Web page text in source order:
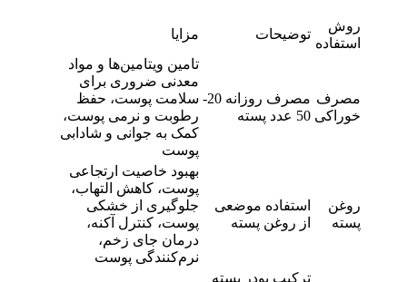
روش
استفاده
توضیحات مزایا
مصرف
خوراکی
مصرف روزانه 20-
50 عدد پسته
تامین ویتامین‌ها و مواد
معدنی ضروری برای
سلامت پوست، حفظ
رطوبت و نرمی پوست،
کمک به جوانی و شادابی
پوست
روغن
پسته
استفاده موضعی
از روغن پسته
بهبود خاصیت ارتجاعی
پوست، کاهش التهاب،
جلوگیری از خشکی
پوست، کنترل آکنه،
درمان جای زخم،
نرم‌کنندگی پوست
ترکیب پودر پسته